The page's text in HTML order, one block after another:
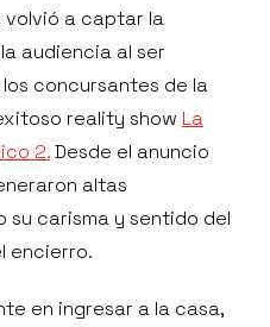
volvió a captar la
audiencia al ser
concursantes de la
reality show La
2.Desde el anuncio
altas
carisma y sentido del
encierro.
en ingresar a la casa,